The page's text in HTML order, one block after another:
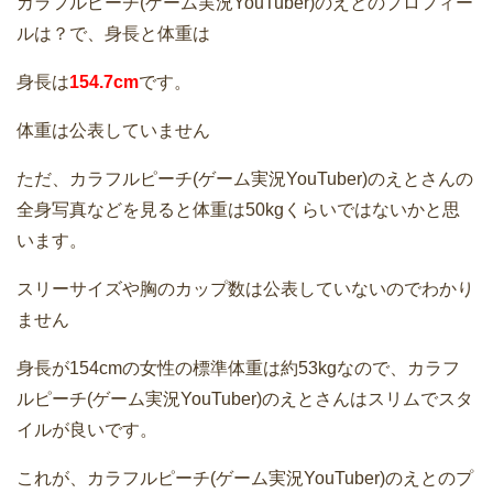
ルは？で、身長と体重は
身長は154.7cmです。
体重は公表していません
ただ、カラフルピーチ(ゲーム実況YouTuber)のえとさんの
全身写真などを見ると体重は50kgくらいではないかと思
います。
スリーサイズや胸のカップ数は公表していないのでわかり
ません
身長が154cmの女性の標準体重は約53kgなので、カラフ
ルピーチ(ゲーム実況YouTuber)のえとさんはスリムでスタ
イルが良いです。
これが、カラフルピーチ(ゲーム実況YouTuber)のえとのプ